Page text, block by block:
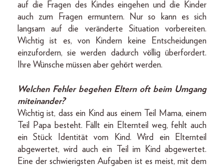
auf die Fragen des Kindes eingehen und die Kinder
auch zum Fragen ermuntern. Nur so kann es sich
langsam auf die veränderte Situation vorbereiten.
Wichtig ist es, von Kindern keine Entscheidungen
einzufordern, sie werden dadurch völlig überfordert.
Ihre Wünsche müssen aber gehört werden.
Welchen Fehler begehen Eltern oft beim Umgang
miteinander?
Wichtig ist, dass ein Kind aus einem Teil Mama, einem
Teil Papa besteht. Fällt ein Elternteil weg, fehlt auch
ein Stück Identität vom Kind. Wird ein Elternteil
abgewertet, wird auch ein Teil im Kind abgewertet.
Eine der schwierigsten Aufgaben ist es meist, mit dem